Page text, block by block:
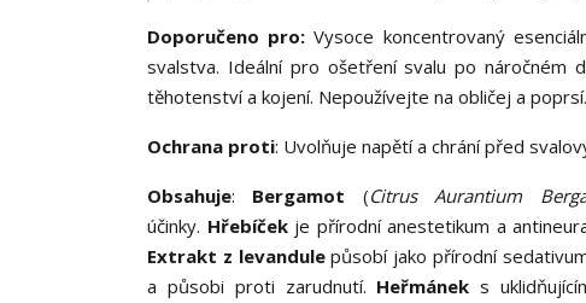
Doporučeno pro: Vysoce koncentrovaný
svalstva. Ideální pro ošetření svalu po náročném
těhotenství a kojení. Nepoužívejte na obličej a poprsí.
Ochrana proti: Uvolňuje napětí a chrání před
Obsahuje: Bergamot (Citrus Aurantium
účinky. Hřebíčekje přírodní anestetikum a
Extrakt z levandulepůsobí jako přírodní
a působi proti zarudnutí. Heřmánek s